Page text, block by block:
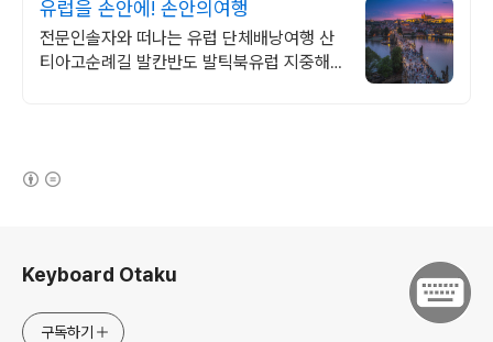
유럽을 손안에! 손안의여행
전문인솔자와 떠나는 유럽 단체배낭여행 산
티아고순례길 발칸반도 발틱북유럽 지중해
Keyboard Otaku
구독하기